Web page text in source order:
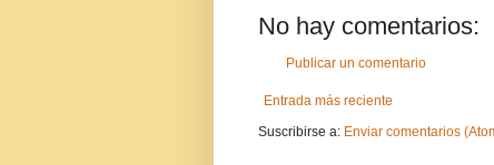
No hay comentarios:
Publicar un comentario
Entrada más reciente
Suscribirse a: Enviar comentarios